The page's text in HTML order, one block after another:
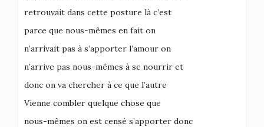
retrouvait dans cette posture là c’est
parce que nous-mêmes en fait on
n’arrivait pas à s’apporter l’amour on
n’arrive pas nous-mêmes à se nourrir et
donc on va chercher à ce que l’autre
Vienne combler quelque chose que
nous-mêmes on est censé s’apporter donc